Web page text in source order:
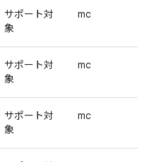
サポート対
象
mc
サポート対
象
mc
サポート対
象
mc